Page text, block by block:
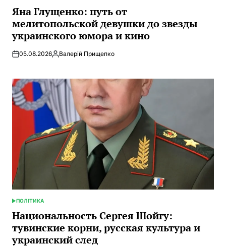
В
Яна Глущенко: путь от
мелитопольской девушки до звезды
украинского юмора и кино
05.08.2026Запись
Валерій Прищепко
ОПУБЛИКОВАНО
В
ПОЛІТИКА
Национальность Сергея Шойгу:
тувинские корни, русская культура и
украинский след